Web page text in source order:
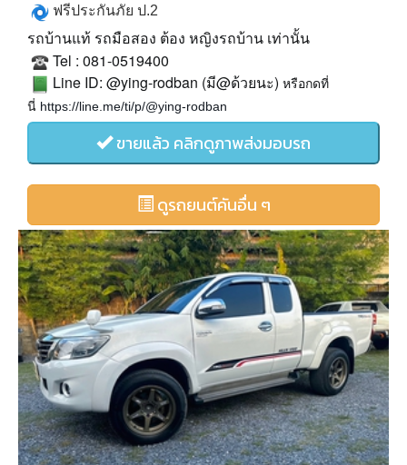
ฟรีประกันภัย ป.2
รถบ้านแท้ รถมือสอง ต้อง หญิงรถบ้าน เท่านั้น
Tel : 081-0519400
Line ID: @ying-rodban (มี@ด้วยนะ) หรือกดที่
นี่ https://line.me/ti/p/@ying-rodban
ขายแล้ว คลิกดูภาพส่งมอบรถ
ดูรถยนต์คันอื่น ๆ